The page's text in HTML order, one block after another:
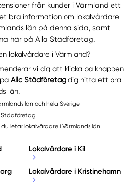
från kunder i Värmland ett
bra information om lokalvårdare
län på denna sida, samt
här på Alla Städföretag.
lokalvårdare i Värmland?
vi dig att klicka på knappen
påAlla Städföretagdig hitta ett bra
län.
län och hela Sverige
Städföretag
letar lokalvårdare i Värmlands län
Lokalvårdare i Kil
Lokalvårdare i Kristinehamn